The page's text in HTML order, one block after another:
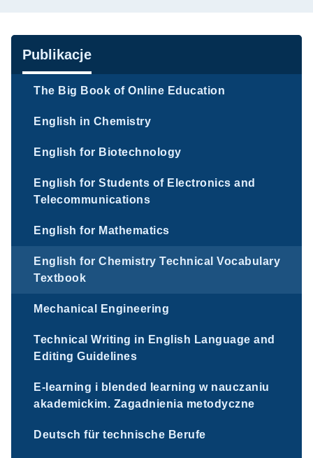
Nawigacja
Publikacje
The Big Book of Online Education
English in Chemistry
English for Biotechnology
English for Students of Electronics and
Telecommunications
English for Mathematics
English for Chemistry Technical Vocabulary
Textbook
Mechanical Engineering
Technical Writing in English Language and
Editing Guidelines
E-learning i blended learning w nauczaniu
akademickim. Zagadnienia metodyczne
Deutsch für technische Berufe